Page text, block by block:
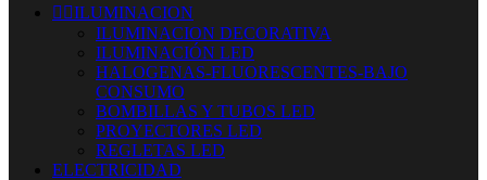
 ILUMINACION
ILUMINACION DECORATIVA
ILUMINACIÓN LED
HALOGENAS-FLUORESCENTES-BAJO
CONSUMO
BOMBILLAS Y TUBOS LED
PROYECTORES LED
REGLETAS LED
ELECTRICIDAD